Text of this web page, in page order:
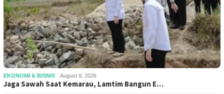
EKONOMI & BISNIS August 9, 2026
Jaga Sawah Saat Kemarau, Lamtim Bangun E…